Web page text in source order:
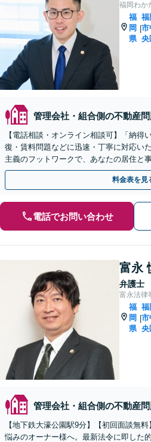
福岡わか
福
岡
県
|
福
市
央
管理会社・組合側の不動産問
【電話相談・オンライン相談可】「納得
復・賃料問題などに迅速・丁寧に対応い
主義のフットワークで、あなたの居住と
熟知した弁護士が、解決へ導きます【休
料金表を見
電話でお問い合わせ
富永
弁護士
富永法律
福
岡
県
|
福
市
央
管理会社・組合側の不動産問
【地下鉄大濠公園駅9分】【初回面談無
悩みのオーナー様へ。最新法令に即した